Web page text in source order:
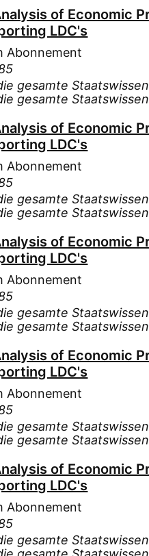
of Economic
LDC's
Abonnement
gesamte
gesamte
of Economic
LDC's
Abonnement
gesamte
gesamte
of Economic
LDC's
Abonnement
gesamte
gesamte
of Economic
LDC's
Abonnement
gesamte
gesamte
of Economic
LDC's
Abonnement
gesamte